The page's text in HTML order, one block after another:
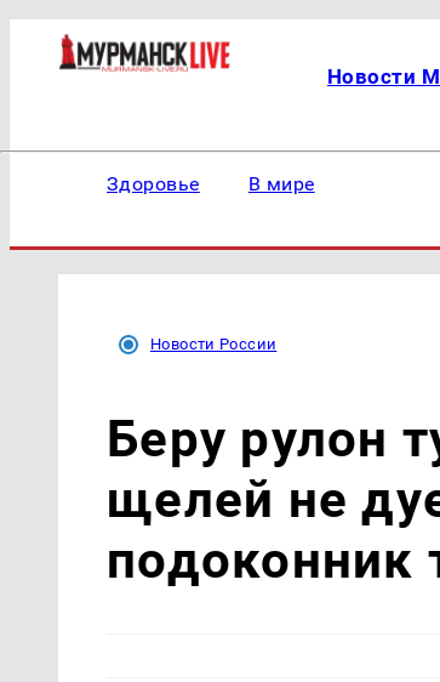
Новости
Здоровье В мире
Новости России
Беру рулон
щелей не
подоконник